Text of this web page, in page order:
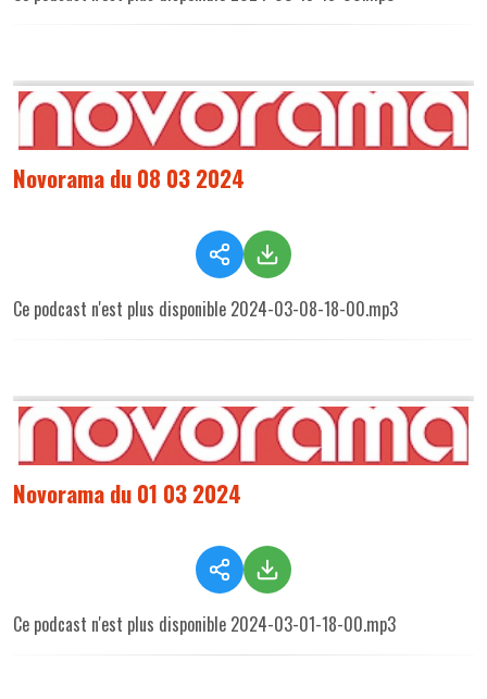
Novorama du 08 03 2024
Ce podcast n'est plus disponible 2024-03-08-18-00.mp3
Novorama du 01 03 2024
Ce podcast n'est plus disponible 2024-03-01-18-00.mp3